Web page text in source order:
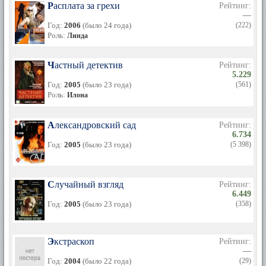
Расплата за грехи
Год: 2006 (было 24 года)
Роль: Линда
Рейтинг:
—
(222)
Частный детектив
Год: 2005 (было 23 года)
Роль: Илона
Рейтинг:
5.229
(561)
Александровский сад
Год: 2005 (было 23 года)
Рейтинг:
6.734
(5 398)
Случайный взгляд
Год: 2005 (было 23 года)
Рейтинг:
6.449
(358)
Экстраскоп
Год: 2004 (было 22 года)
Рейтинг:
—
(29)